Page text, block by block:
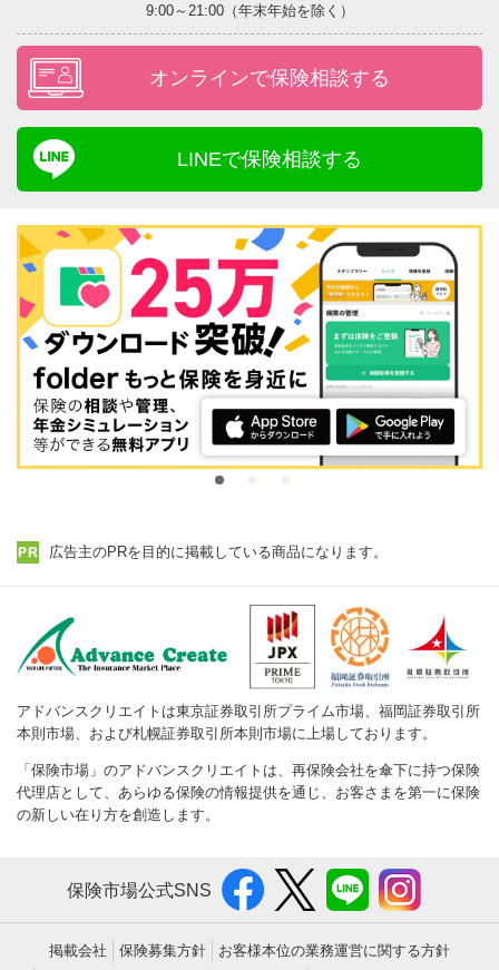
9:00～21:00（年末年始を除く）
オンラインで保険相談する
LINEで保険相談する
広告主のPRを目的に掲載している商品になります。
アドバンスクリエイトは東京証券取引所プライム市場、福岡証券取引所
本則市場、および札幌証券取引所本則市場に上場しております。
「保険市場」のアドバンスクリエイトは、再保険会社を傘下に持つ保険
代理店として、あらゆる保険の情報提供を通じ、お客さまを第一に保険
の新しい在り方を創造します。
保険市場公式SNS
掲載会社 保険募集方針 お客様本位の業務運営に関する方針